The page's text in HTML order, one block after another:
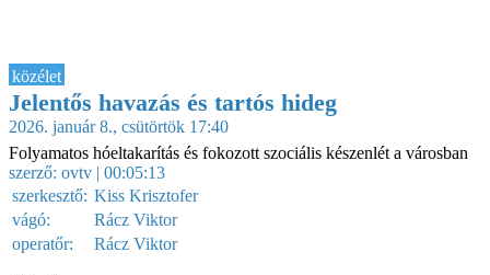
közélet
Jelentős havazás és tartós hideg
2026. január 8., csütörtök 17:40
Folyamatos hóeltakarítás és fokozott szociális készenlét a városban
szerző: ovtv | 00:05:13
szerkesztő: Kiss Krisztofer
vágó:
Rácz Viktor
operatőr:
Rácz Viktor